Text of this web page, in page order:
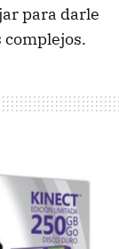
para darle
complejos.